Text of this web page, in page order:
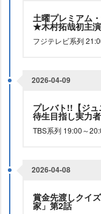
土曜プレミアム
★木村拓哉初主
フジテレビ系列
2026-04-09
プレバト!!【ジ
待生目指し実力
TBS系列 19:00～
2026-04-08
賞金先渡しクイ
家」第2話